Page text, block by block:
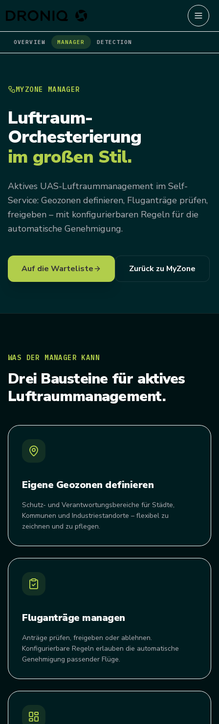
OVERVIEW MANAGER DETECTION
MYZONE MANAGER
Luftraum-
Orchesterierung
im großen Stil.
Aktives UAS-Luftraummanagement im Self-
Service: Geozonen definieren, Fluganträge prüfen,
freigeben – mit konfigurierbaren Regeln für die
automatische Genehmigung.
Auf die Warteliste Zurück zu MyZone
WAS DER MANAGER KANN
Drei Bausteine für aktives
Luftraummanagement.
Eigene Geozonen definieren
Schutz- und Verantwortungsbereiche für Städte,
Kommunen und Industriestandorte – flexibel zu
zeichnen und zu pflegen.
Fluganträge managen
Anträge prüfen, freigeben oder ablehnen.
Konfigurierbare Regeln erlauben die automatische
Genehmigung passender Flüge.